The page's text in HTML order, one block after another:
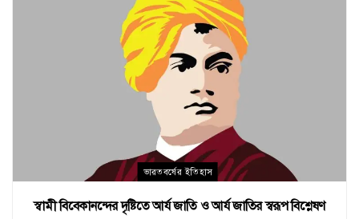
ভারতবর্ষের ইতিহাস
স্বামী বিবেকানন্দের দৃষ্টিতে আর্য জাতি ও আর্য জাতির স্বরূপ বিশ্লেষণ